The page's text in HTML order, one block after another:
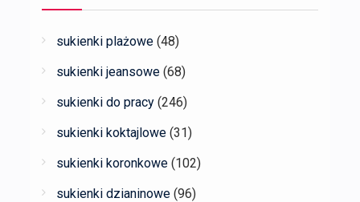
sukienki plażowe (48)
sukienki jeansowe (68)
sukienki do pracy (246)
sukienki koktajlowe (31)
sukienki koronkowe (102)
sukienki dzianinowe (96)